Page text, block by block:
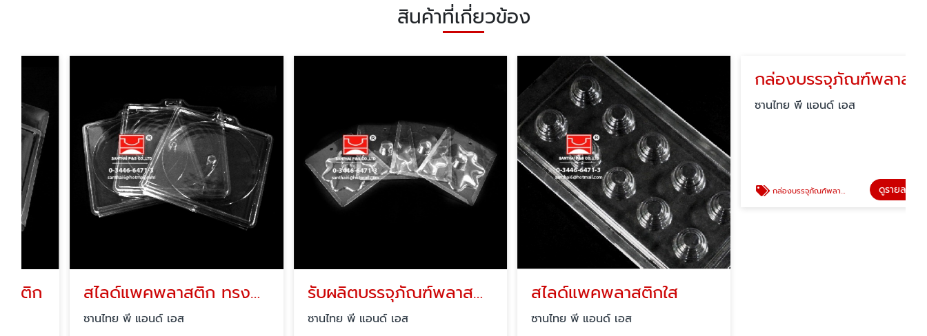
สินค้าที่เกี่ยวข้อง
สไลด์แพคพลาสติก ทรงกลม
ซานไทย พี แอนด์ เอส
รับผลิตบรรจุภัณฑ์พลาสติกใส
ซานไทย พี แอนด์ เอส
สไลด์แพคพลาสติกใส
ซานไทย พี แอนด์ เอส